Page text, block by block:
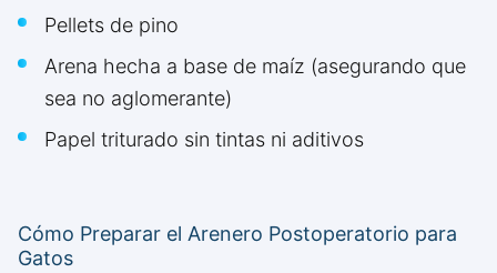
Pellets de pino
Arena hecha a base de maíz (asegurando que
sea no aglomerante)
Papel triturado sin tintas ni aditivos
Cómo Preparar el Arenero Postoperatorio para
Gatos